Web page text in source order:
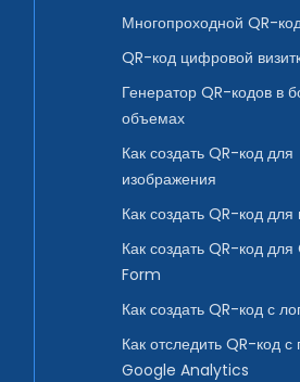
Многопроходной QR-
QR-код цифровой
Генератор QR-кодов в
объемах
Как создать QR-код для
изображения
Как создать QR-код для
Как создать QR-код
Form
Как создать QR-код с
Как отследить QR-код
Google Analytics